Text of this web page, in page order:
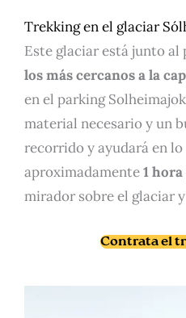
Trekking en el glaciar
Este glaciar está junto al
los más cercanos a la
en el parking
material necesario y un
recorrido y ayudará en lo
aproximadamente1
mirador sobre el glaciar
Contrata el